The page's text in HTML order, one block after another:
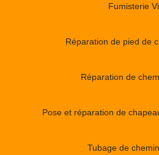
Fumisterie
Réparation de pied de
Réparation de
Pose et réparation de
Tubage de